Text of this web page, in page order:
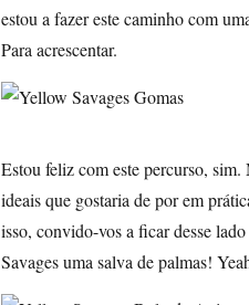
estou a fazer este caminho com
Para acrescentar.
Estou feliz com este percurso,
ideais que gostaria de por em
isso, convido-vos a ficar desse
Savages uma salva de palmas!